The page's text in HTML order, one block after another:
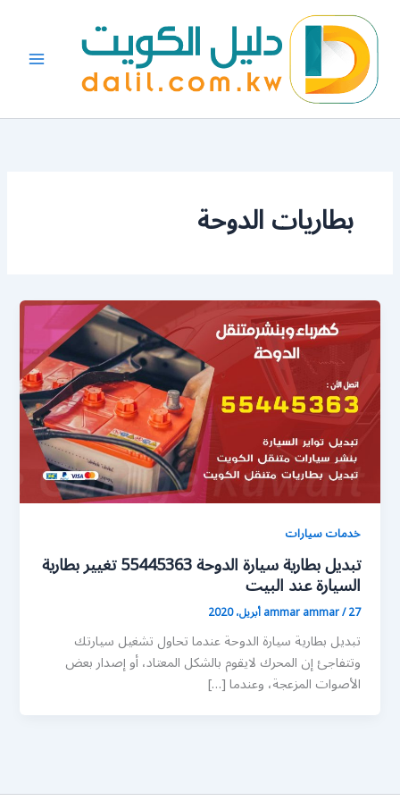
المحتوى
بطاريات الدوحة
خدمات سيارات
تبديل بطارية سيارة الدوحة 55445363 تغيير بطارية
السيارة عند البيت
ammar ammar/27 أبريل، 2020
تبديل بطارية سيارة الدوحة عندما تحاول تشغيل سيارتك
وتتفاجئ إن المحرك لايقوم بالشكل المعتاد، أو إصدار بعض
الأصوات المزعجة، وعندما […]